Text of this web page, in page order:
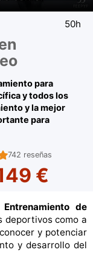
50h
para
y todos los
y la mejor
para
742 reseñas
€
de
deportivos como a
y potenciar
y desarrollo del